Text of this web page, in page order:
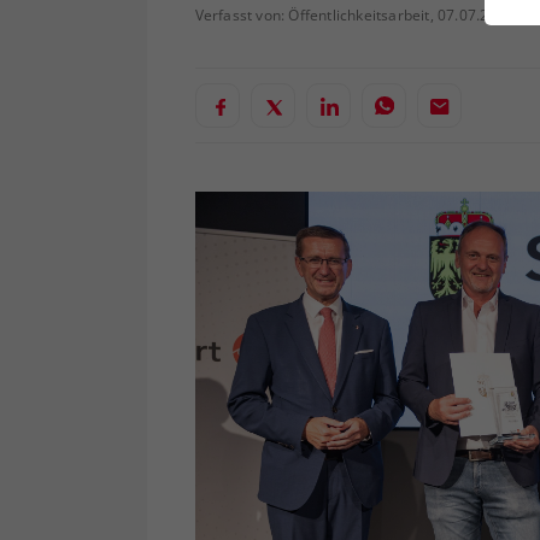
Verfasst von: Öffentlichkeitsarbeit, 07.07.2026